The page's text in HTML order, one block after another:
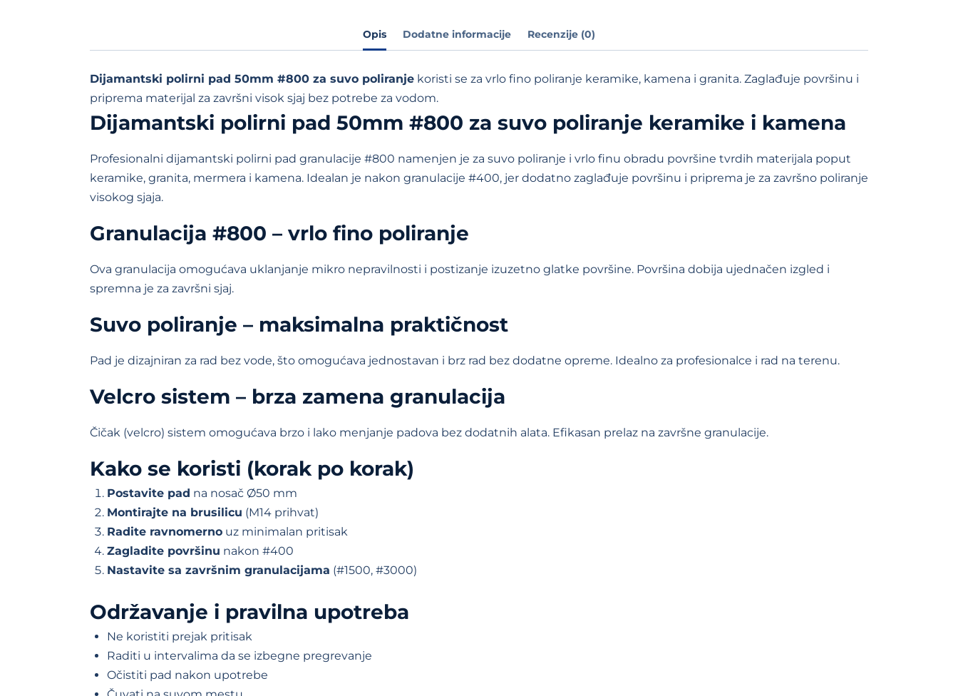
Opis Dodatne informacije Recenzije (0)
Dijamantski polirni pad 50mm #800 za suvo poliranje koristi se za vrlo fino poliranje keramike, kamena i granita. Zaglađuje površinu i
priprema materijal za završni visok sjaj bez potrebe za vodom.
Dijamantski polirni pad 50mm #800 za suvo poliranje keramike i kamena
Profesionalni dijamantski polirni pad granulacije #800 namenjen je za suvo poliranje i vrlo finu obradu površine tvrdih materijala poput
keramike, granita, mermera i kamena. Idealan je nakon granulacije #400, jer dodatno zaglađuje površinu i priprema je za završno poliranje
visokog sjaja.
Granulacija #800 – vrlo fino poliranje
Ova granulacija omogućava uklanjanje mikro nepravilnosti i postizanje izuzetno glatke površine. Površina dobija ujednačen izgled i
spremna je za završni sjaj.
Suvo poliranje – maksimalna praktičnost
Pad je dizajniran za rad bez vode, što omogućava jednostavan i brz rad bez dodatne opreme. Idealno za profesionalce i rad na terenu.
Velcro sistem – brza zamena granulacija
Čičak (velcro) sistem omogućava brzo i lako menjanje padova bez dodatnih alata. Efikasan prelaz na završne granulacije.
Kako se koristi (korak po korak)
Postavite pad na nosač Ø50 mm
Montirajte na brusilicu (M14 prihvat)
Radite ravnomerno uz minimalan pritisak
Zagladite površinu nakon #400
Nastavite sa završnim granulacijama (#1500, #3000)
Održavanje i pravilna upotreba
Ne koristiti prejak pritisak
Raditi u intervalima da se izbegne pregrevanje
Očistiti pad nakon upotrebe